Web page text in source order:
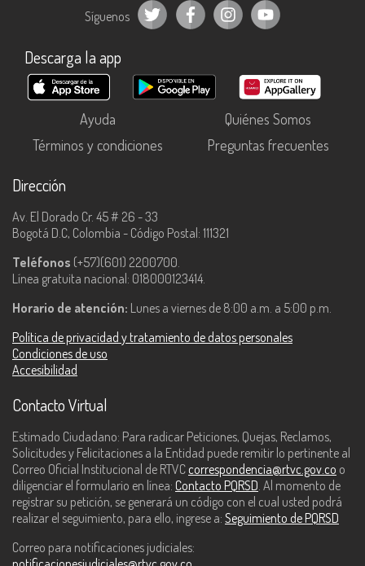
Síguenos
Descarga la app
Ayuda
Quiénes Somos
Términos y condiciones
Preguntas frecuentes
Dirección
Av. El Dorado Cr. 45 # 26 - 33
Bogotá D.C, Colombia - Código Postal: 111321
Teléfonos (+57)(601) 2200700.
Línea gratuita nacional: 018000123414.
Horario de atención: Lunes a viernes de 8:00 a.m. a 5:00 p.m.
Política de privacidad y tratamiento de datos personales
Condiciones de uso
Accesibilidad
Contacto Virtual
Estimado Ciudadano: Para radicar Peticiones, Quejas, Reclamos,
Solicitudes y Felicitaciones a la Entidad puede remitir lo pertinente al
Correo Oficial Institucional de RTVC correspondencia@rtvc.gov.co o
diligenciar el formulario en línea: Contacto PQRSD. Al momento de
registrar su petición, se generará un código con el cual usted podrá
realizar el seguimiento, para ello, ingrese a: Seguimiento de PQRSD
Correo para notificaciones judiciales: